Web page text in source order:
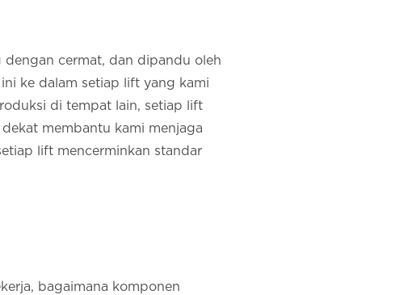
cermat, dan dipandu oleh
ke dalam setiap lift yang kami
di tempat lain, setiap lift
membantu kami menjaga
lift mencerminkan standar
bagaimana komponen